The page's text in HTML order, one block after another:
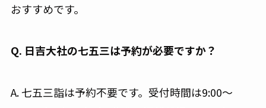
おすすめです。
Q. 日吉大社の七五三は予約が必要ですか？
A. 七五三詣は予約不要です。受付時間は9:00〜